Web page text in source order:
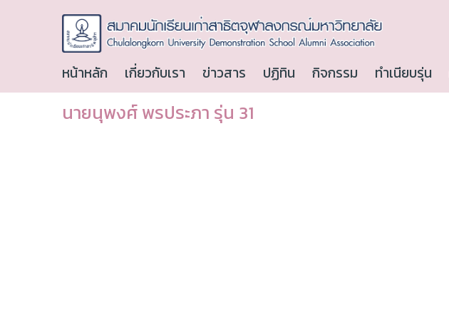
หน้าหลัก เกี่ยวกับเรา ข่าวสาร ปฏิทิน กิจกรรม ทำเนียบรุ่น
นายนุพงศ์ พรประภา รุ่น 31